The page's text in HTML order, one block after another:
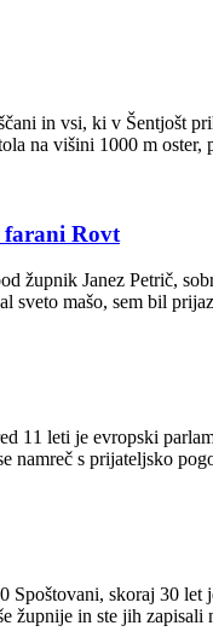
na višini 1000 m oster,
farani Rovt
namreč s prijateljsko